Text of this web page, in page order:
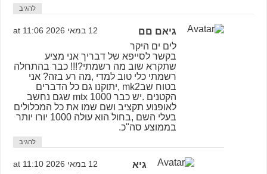
להגיב
גיאם םם 12 במאי 2026 at 11:06
לים ים היקר
בקשר לסייפא של דבריך אני מציע
שתקרא שוב מה רשמתי?!!! כבר בהתחלה
רשמתי כלי טוב למדי ,מה רע בזה? אני
בטוח שבmk2 ,יתוקנו גם כל הדברים
הקטנים .יש כבר mtx 1000 שגם נחשב
לאופנוע תקציב ושם שמו את כל המכלולים
בעלי השם ,בחול הוא עולה 1000 יורו יותר
בממוצע סה"כ.
להגיב
גיא 12 במאי 2026 at 11:10